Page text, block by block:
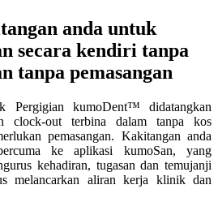
anda untuk
secara kendiri tanpa
tanpa pemasangan
Pergigian kumoDent™ didatangkan
clock-out terbina dalam tanpa kos
pemasangan. Kakitangan anda
ke aplikasi kumoSan, yang
kehadiran, tugasan dan temujanji
melancarkan aliran kerja klinik dan